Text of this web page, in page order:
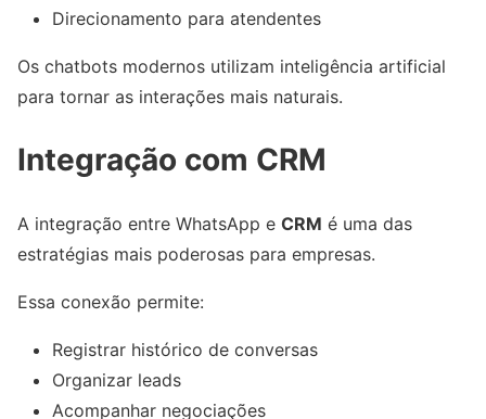
Direcionamento para atendentes
Os chatbots modernos utilizam inteligência artificial
para tornar as interações mais naturais.
Integração com CRM
A integração entre WhatsApp e CRM é uma das
estratégias mais poderosas para empresas.
Essa conexão permite:
Registrar histórico de conversas
Organizar leads
Acompanhar negociações